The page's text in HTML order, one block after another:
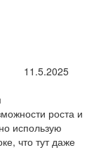
11.5.2025
роста и
использую
что тут даже